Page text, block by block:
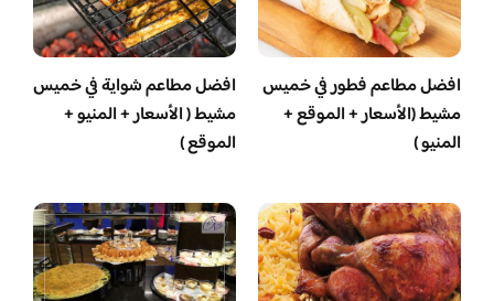
افضل مطاعم فطور في خميس
مشيط (الأسعار + الموقع +
المنيو )
افضل مطاعم شواية في خميس
مشيط ( الأسعار + المنيو +
الموقع )